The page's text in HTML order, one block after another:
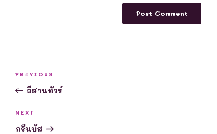
navigation
Previous
Post
PREVIOUS
อีสานทัวร์
Next
Post
NEXT
กรีนบัส